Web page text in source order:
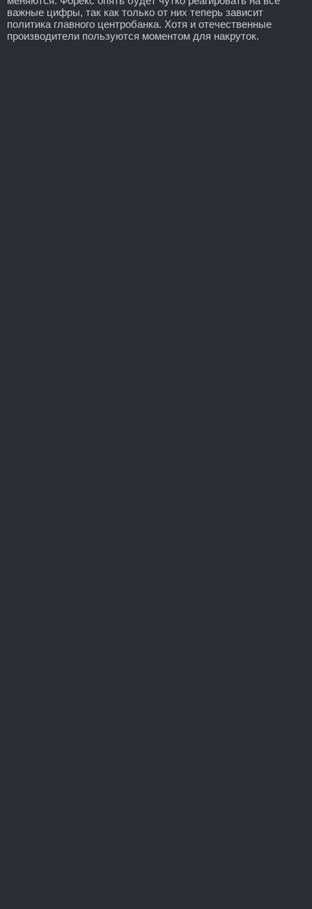
важные цифры, так как только от них теперь зависит
политика главного центробанка. Хотя и отечественные
производители пользуются моментом для накруток.